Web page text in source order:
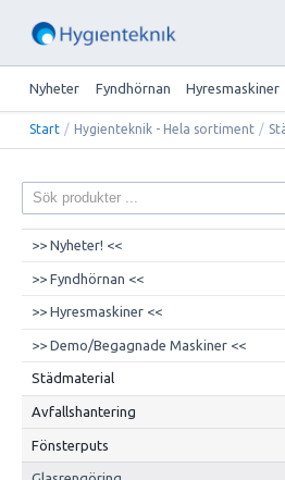
Nyheter Fyndhörnan Hyresmaskiner
Start / Hygienteknik - Hela sortiment /
>> Nyheter! <<
>> Fyndhörnan <<
>> Hyresmaskiner <<
>> Demo/Begagnade Maskiner <<
Städmaterial
Avfallshantering
Fönsterputs